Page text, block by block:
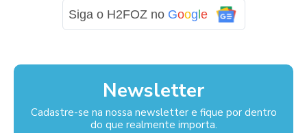
Siga o H2FOZ no Goog e
Newsletter
Cadastre-se na nossa newsletter e fique por dentro
do que realmente importa.